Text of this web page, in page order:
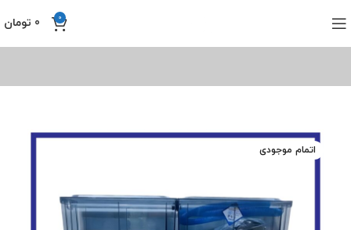
0
0 تومان
اتمام موجودی